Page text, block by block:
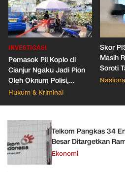
INVESTIGASI
Pemasok Pil Koplo di
Cianjur Ngaku Jadi Pion
Oleh Oknum Polisi,
Propam Mabes Polri
Hukum & Kriminal
Skor
Masih
Soroti
388
Telkom Pangkas 34
Besar Ditargetkan
Ekonomi